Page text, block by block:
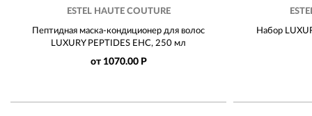
ESTEL HAUTE COUTURE
Пептидная маска-кондиционер для волос
LUXURY PEPTIDES EHC, 250 мл
от 1070.00 Р
Набор